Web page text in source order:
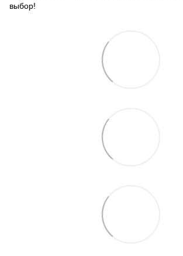
выбор!